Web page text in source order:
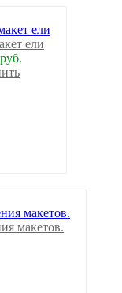
ели
макетов.